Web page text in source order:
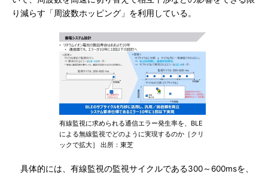
り減らす「周波数ホッピング」を利用している。
有線監視に求められる通信エラー発生率を、BLE
による無線監視でどのように実現するのか［クリ
ックで拡大］ 出所：東芝
具体的には、有線監視の監視サイクルである300～600msを、